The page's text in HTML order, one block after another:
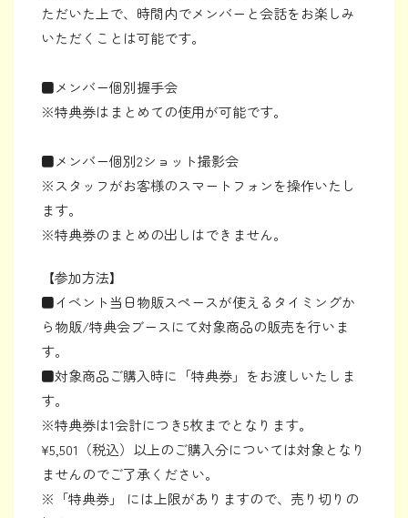
ただいた上で、時間内でメンバーと会話をお楽しみ
いただくことは可能です。
■メンバー個別握手会
※特典券はまとめての使用が可能です。
■メンバー個別2ショット撮影会
※スタッフがお客様のスマートフォンを操作いたし
ます。
※特典券のまとめの出しはできません。
【参加方法】
■イベント当日物販スペースが使えるタイミングか
ら物販/特典会ブースにて対象商品の販売を行いま
す。
■対象商品ご購入時に「特典券」をお渡しいたしま
す。
※特典券は1会計につき5枚までとなります。
¥5,501（税込）以上のご購入分については対象となり
ませんのでご了承ください。
※「特典券」 には上限がありますので、売り切りの